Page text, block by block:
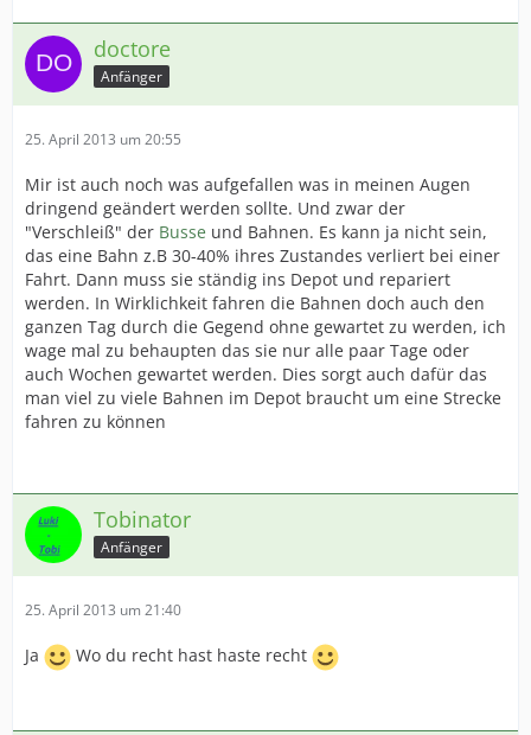
doctore
Anfänger
25. April 2013 um 20:55
Mir ist auch noch was aufgefallen was in meinen Augen
dringend geändert werden sollte. Und zwar der
"Verschleiß" der Busse und Bahnen. Es kann ja nicht sein,
das eine Bahn z.B 30-40% ihres Zustandes verliert bei einer
Fahrt. Dann muss sie ständig ins Depot und repariert
werden. In Wirklichkeit fahren die Bahnen doch auch den
ganzen Tag durch die Gegend ohne gewartet zu werden, ich
wage mal zu behaupten das sie nur alle paar Tage oder
auch Wochen gewartet werden. Dies sorgt auch dafür das
man viel zu viele Bahnen im Depot braucht um eine Strecke
fahren zu können
Tobinator
Anfänger
25. April 2013 um 21:40
Ja Wo du recht hast haste recht